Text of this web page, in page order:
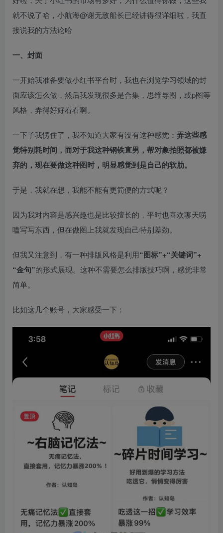
就不说了哈，小航海@谢无敌船长已经讲得很详细啦，我直
接说我的方法论哈​
一、封面
一开始我准备要做小红书平台时，我也在浏览学习领域的封
面应该怎么做，然后我发现很多是合集，思维导图，或p图等
风格，弄得好好看看啊。​
一下子我愣住了，我不知道大家有没有这种感觉： 弄这些感
觉特别耗时间，而对于我这种钢铁直男，帮对象拍照都被嫌
弃的，现在要做这种图时，明显感觉到是自己的软肋。
于是，我就在想，我能不能有更简便的方式呢？​
因为我对内容是感兴趣也是比较擅长的，平时也喜欢聊天唠
嗑写写东西，但在做图上我就发现自己特别差劲。​
但我又注意到，有一种排版风格是利用“图标”+“关键词”+
“金句”的形式展现。这种不需要怎么排版技巧啊，感觉非常
简单。​
比如这几个账号，大家感受一下：